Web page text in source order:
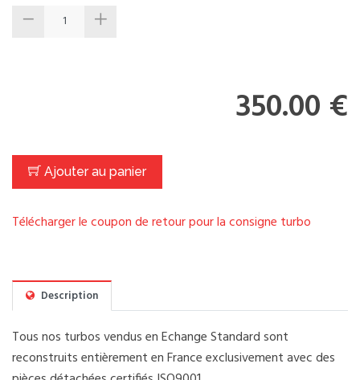
350.00 €
Ajouter au panier
Télécharger le coupon de retour pour la consigne turbo
Description
Tous nos turbos vendus en Echange Standard sont
reconstruits entièrement en France exclusivement avec des